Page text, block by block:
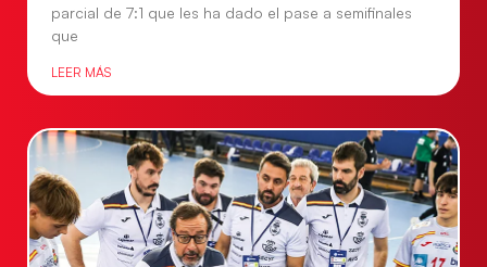
parcial de 7:1 que les ha dado el pase a semifinales
que
LEER MÁS